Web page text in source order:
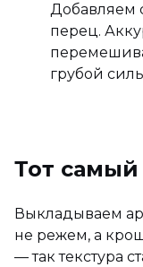
Добавляем
перец.
грубой
Тот
Выкладываем
не режем, а
— так текстура